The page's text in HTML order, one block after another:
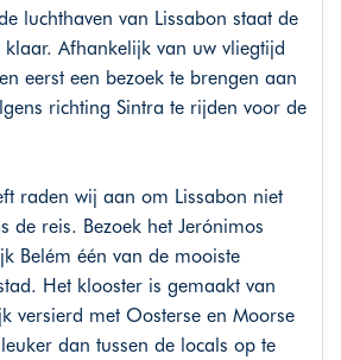
luchthaven van Lissabon staat de
Afhankelijk van uw vliegtijd
eerst een bezoek te brengen aan
richting Sintra te rijden voor de
raden wij aan om Lissabon niet
de reis. Bezoek het Jerónimos
Belém één van de mooiste
Het klooster is gemaakt van
versierd met Oosterse en Moorse
dan tussen de locals op te